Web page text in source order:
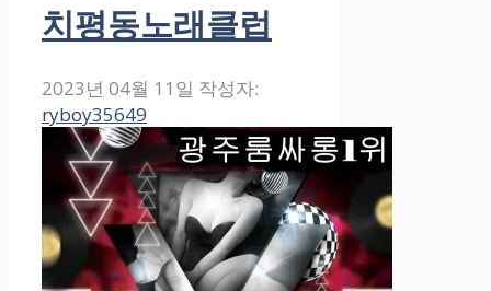
치평동노래클럽
2023년 04월 11일 작성자:
ryboy35649